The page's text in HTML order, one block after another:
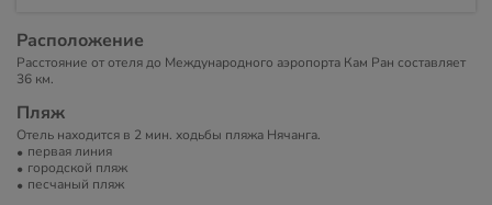
Расположение
Расстояние от отеля до Международного аэропорта Кам Ран составляет
36 км.
Пляж
Отель находится в 2 мин. ходьбы пляжа Нячанга.
первая линия
городской пляж
песчаный пляж